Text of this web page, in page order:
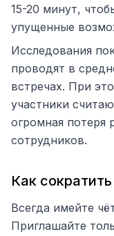
15-20 минут,
упущенные
Исследования
проводят в
встречах. При
участники
огромная потеря
сотрудников.
Как
Всегда имейте
Приглашайте